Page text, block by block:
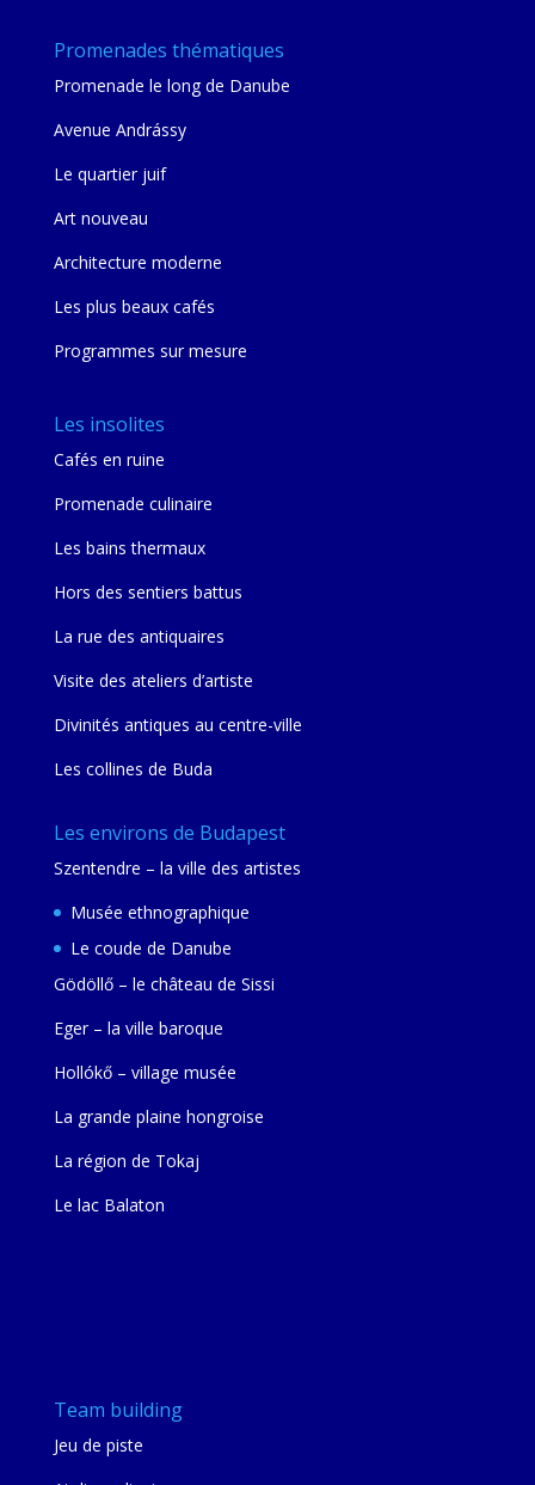
Promenades thématiques
Promenade le long de Danube
Avenue Andrássy
Le quartier juif
Art nouveau
Architecture moderne
Les plus beaux cafés
Programmes sur mesure
Les insolites
Cafés en ruine
Promenade culinaire
Les bains thermaux
Hors des sentiers battus
La rue des antiquaires
Visite des ateliers d’artiste
Divinités antiques au centre-ville
Les collines de Buda
Les environs de Budapest
Szentendre – la ville des artistes
Musée ethnographique
Le coude de Danube
Gödöllő – le château de Sissi
Eger – la ville baroque
Hollókő – village musée
La grande plaine hongroise
La région de Tokaj
Le lac Balaton
Team building
Jeu de piste